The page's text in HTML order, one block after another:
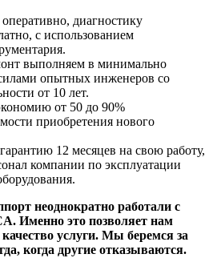
диагностику
с использованием
выполняем в минимально
опытных инженеров со
от 10 лет.
от 50 до 90%
приобретения нового
12 месяцев на свою работу,
компании по эксплуатации
неоднократно работали с
Именно это позволяет нам
услуги. Мы беремся за
когда другие отказываются.